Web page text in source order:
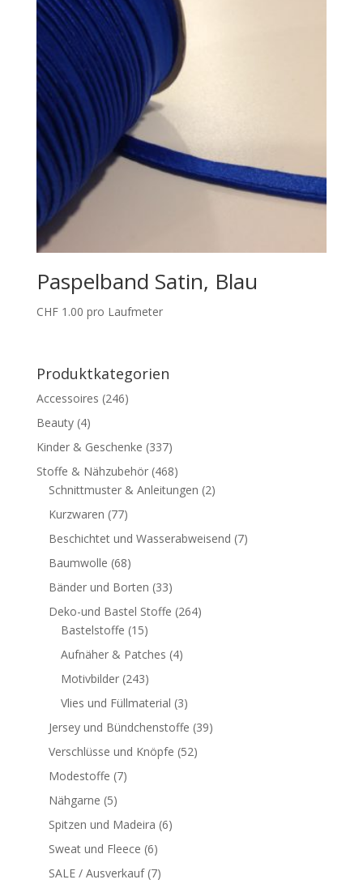
Paspelband Satin, Blau
CHF1.00 pro Laufmeter
Produktkategorien
Accessoires (246)
Beauty (4)
Kinder & Geschenke (337)
Stoffe & Nähzubehör (468)
Schnittmuster & Anleitungen (2)
Kurzwaren (77)
Beschichtet und Wasserabweisend (7)
Baumwolle (68)
Bänder und Borten (33)
Deko-und Bastel Stoffe (264)
Bastelstoffe (15)
Aufnäher & Patches (4)
Motivbilder (243)
Vlies und Füllmaterial (3)
Jersey und Bündchenstoffe (39)
Verschlüsse und Knöpfe (52)
Modestoffe (7)
Nähgarne (5)
Spitzen und Madeira (6)
Sweat und Fleece (6)
SALE / Ausverkauf (7)